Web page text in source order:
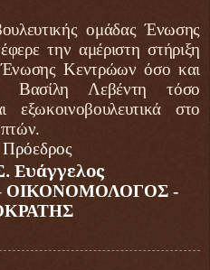
ομάδας Ένωσης
την αμέριστη στήριξη
Ένωσης Κεντρώων όσο και
Λεβέντη τόσο
εξωκοινοβουλευτικά στο
Ευάγγελος
ΟΙΚΟΝΟΜΟΛΟΓΟΣ -